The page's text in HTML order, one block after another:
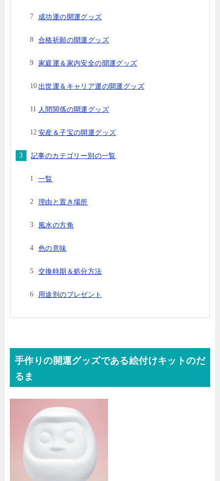
成功運の開運グッズ
合格祈願の開運グッズ
家庭運＆家内安全の開運グッズ
出世運＆キャリア運の開運グッズ
人間関係の開運グッズ
安産＆子宝の開運グッズ
記事のカテゴリー別の一覧
一覧
理由と置き場所
風水の方角
色の意味
交換時期＆処分方法
用途別のプレゼント
手作りの開運グッズである絵付けキットのだ
るま